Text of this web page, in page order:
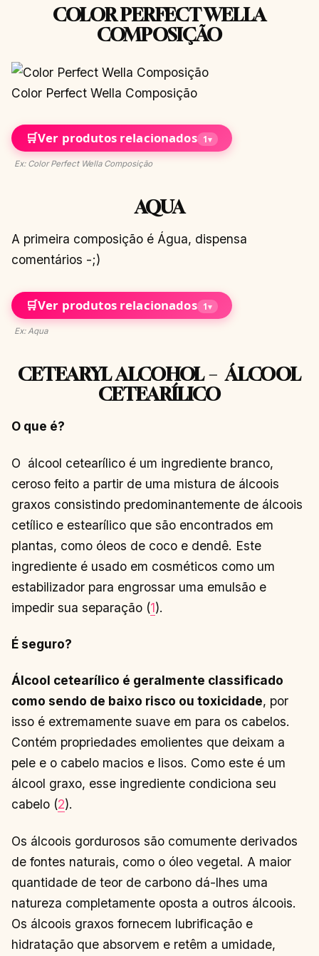
COLOR PERFECT WELLA
COMPOSIÇÃO
Color Perfect Wella Composição
🛒Ver produtos relacionados 1▾
Ex: Color Perfect Wella Composição
AQUA
A primeira composição é Água, dispensa
comentários -;)
🛒Ver produtos relacionados 1▾
Ex: Aqua
CETEARYL ALCOHOL – ÁLCOOL
CETEARÍLICO
O que é?
O álcool cetearílico é um ingrediente branco,
ceroso feito a partir de uma mistura de álcoois
graxos consistindo predominantemente de álcoois
cetílico e estearílico que são encontrados em
plantas, como óleos de coco e dendê. Este
ingrediente é usado em cosméticos como um
estabilizador para engrossar uma emulsão e
impedir sua separação (1).
É seguro?
Álcool cetearílico é geralmente classificado
como sendo de baixo risco ou toxicidade, por
isso é extremamente suave em para os cabelos.
Contém propriedades emolientes que deixam a
pele e o cabelo macios e lisos. Como este é um
álcool graxo, esse ingrediente condiciona seu
cabelo (2).
Os álcoois gordurosos são comumente derivados
de fontes naturais, como o óleo vegetal. A maior
quantidade de teor de carbono dá-lhes uma
natureza completamente oposta a outros álcoois.
Os álcoois graxos fornecem lubrificação e
hidratação que absorvem e retêm a umidade,